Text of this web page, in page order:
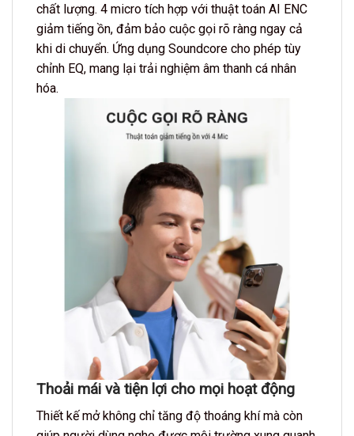
chất lượng. 4 micro tích hợp với thuật toán AI ENC
giảm tiếng ồn, đảm bảo cuộc gọi rõ ràng ngay cả
khi di chuyển. Ứng dụng Soundcore cho phép tùy
chỉnh EQ, mang lại trải nghiệm âm thanh cá nhân
hóa.
Thoải mái và tiện lợi cho mọi hoạt động
Thiết kế mở không chỉ tăng độ thoáng khí mà còn